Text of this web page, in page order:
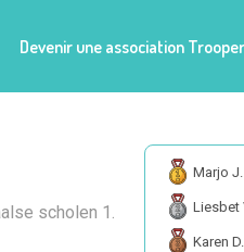
Devenir une association Trooper
scholen 1.
Marjo J.
Liesbet
Karen D.